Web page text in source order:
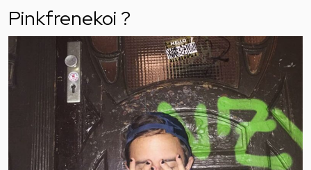
Pinkfrenekoi ?